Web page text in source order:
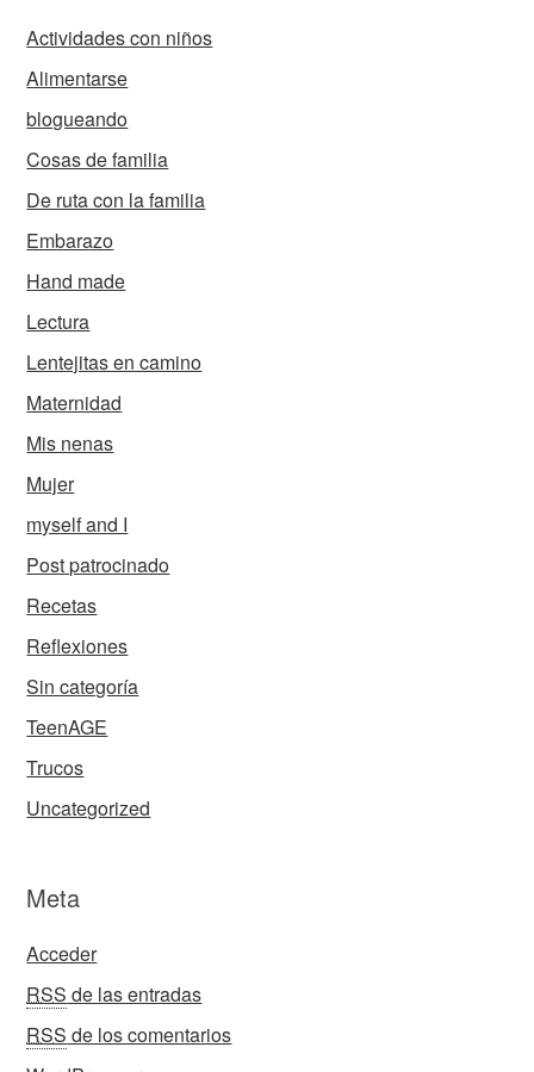
Actividades con niños
Alimentarse
blogueando
Cosas de familia
De ruta con la familia
Embarazo
Hand made
Lectura
Lentejitas en camino
Maternidad
Mis nenas
Mujer
myself and I
Post patrocinado
Recetas
Reflexiones
Sin categoría
TeenAGE
Trucos
Uncategorized
Meta
Acceder
RSS de las entradas
RSS de los comentarios